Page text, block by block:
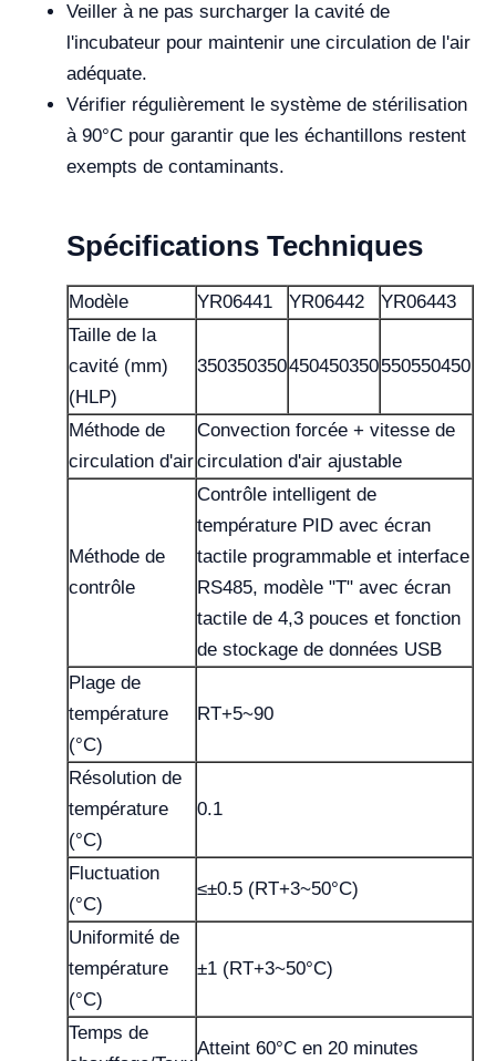
Veiller à ne pas surcharger la cavité de
l'incubateur pour maintenir une circulation de l'air
adéquate.
Vérifier régulièrement le système de stérilisation
à 90°C pour garantir que les échantillons restent
exempts de contaminants.
Spécifications Techniques
Modèle YR06441 YR06442
YR06443
Taille de la
cavité (mm)
(HLP)
350350350450450350550550450
Méthode de
circulation d'air
Convection forcée + vitesse de
circulation d'air ajustable
Méthode de
contrôle
Contrôle intelligent de
température PID avec écran
tactile programmable et interface
RS485, modèle "T" avec écran
tactile de 4,3 pouces et fonction
de stockage de données USB
Plage de
température
(°C)
RT+5~90
Résolution de
température
(°C)
0.1
Fluctuation
(°C)
≤±0.5 (RT+3~50°C)
Uniformité de
température
(°C)
±1 (RT+3~50°C)
Temps de
Atteint 60°C en 20 minutes